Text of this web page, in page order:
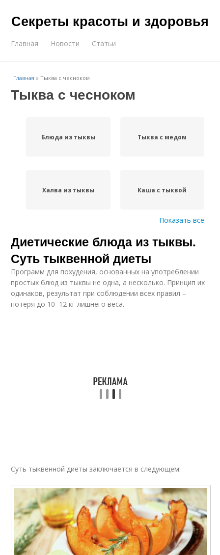
Секреты красоты и здоровья
Главная Новости Статьи
Главная »Тыква с чесноком
Тыква с чесноком
Блюда из тыквы Тыква с медом
Халва из тыквы Каша с тыквой
Сладкая тыква Тыква с творогом
Диетическая тыква Запеканка с тыквой
Показать все
Диетические блюда из тыквы.
Суть тыквенной диеты
Программ для похудения, основанных на употреблении
простых блюд из тыквы не одна, а несколько. Принцип их
одинаков, результат при соблюдении всех правил –
потеря до 10–12 кг лишнего веса.
Суть тыквенной диеты заключается в следующем: